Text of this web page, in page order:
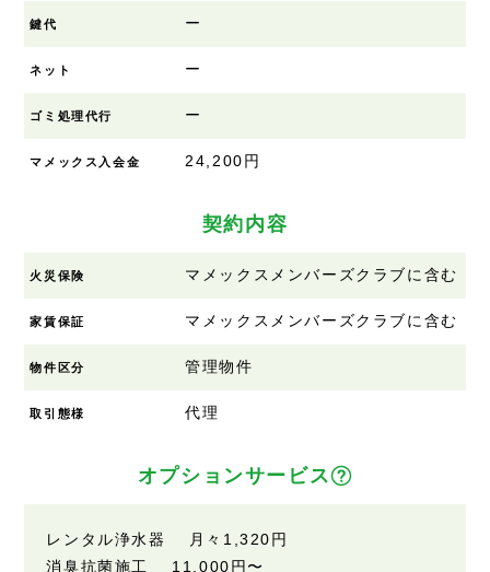
鍵代 ー
ネット ー
ゴミ処理代行 ー
マメックス入会金 24,200円
契約内容
火災保険 マメックスメンバーズクラブに含む
家賃保証 マメックスメンバーズクラブに含む
物件区分 管理物件
取引態様 代理
オプションサービス
レンタル浄水器 月々1,320円
消臭抗菌施工 11,000円〜